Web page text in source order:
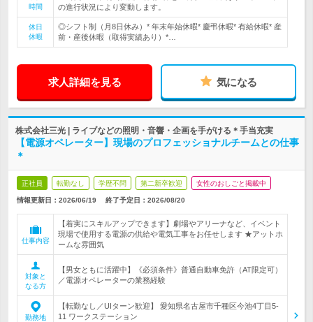
時間
の進行状況により変動します。
休日
休暇
◎シフト制（月8日休み）* 年末年始休暇* 慶弔休暇* 有給休暇* 産
前・産後休暇（取得実績あり）*…
求人詳細を見る 気になる
株式会社三光 | ライブなどの照明・音響・企画を手がける＊手当充実
【電源オペレーター】現場のプロフェッショナルチームとの仕事
＊
正社員 転勤なし 学歴不問 第二新卒歓迎 女性のおしごと掲載中
情報更新日：2026/06/19 終了予定日： 2026/08/20
仕事内容
【着実にスキルアップできます】劇場やアリーナなど、イベント
現場で使用する電源の供給や電気工事をお任せします ★アットホ
ームな雰囲気
対象と
なる方
【男女ともに活躍中】《必須条件》普通自動車免許（AT限定可）
／電源オペレーターの業務経験
勤務地
【転勤なし／UIターン歓迎】 愛知県名古屋市千種区今池4丁目5-
11 ワークステーション